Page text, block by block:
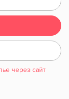
через сайт